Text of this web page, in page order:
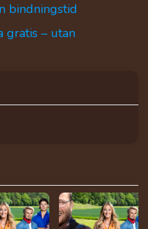
bindningstid
gratis – utan